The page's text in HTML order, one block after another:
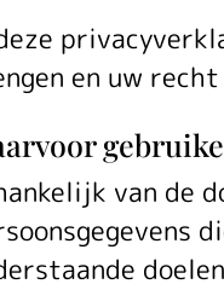
en uw
van de